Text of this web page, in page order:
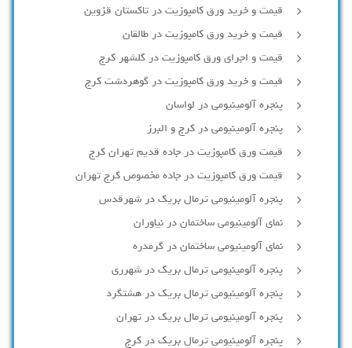
قیمت و خرید ورق کامپوزیت در تاکستان قزوین
قیمت و خرید ورق کامپوزیت در طالقان
قیمت و اجرای ورق کامپوزیت در گلشهر کرج
قیمت و خرید ورق کامپوزیت در گوهردشت کرج
پنجره آلومینیومی در لواسان
پنجره آلومینیومی در کرج و البرز
قیمت ورق کامپوزیت در جاده قدیم تهران کرج
قیمت ورق کامپوزیت در جاده مخصوص کرج تهران
پنجره آلومینیومی ترمال بریک در شهرقدس
نمای آلومینیومی ساختمان در نیاوران
نمای آلومینیومی ساختمان در گرمدره
پنجره آلومینیومی ترمال بریک در شهرری
پنجره آلومینیومی ترمال بریک در هشتگرد
پنجره آلومینیومی ترمال بریک در تهران
پنجره آلومینیومی ترمال بریک در کرج